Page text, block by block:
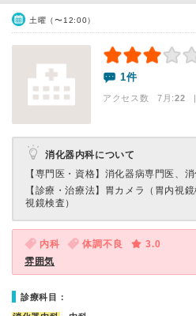
土曜（〜12:00）
1件
アクセス数 7月:22 |
消化器内科について
【専門医・資格】 消化器病専門医、
【診療・治療法】 胃カメラ（胃内視
視鏡検査）
内科 体調不良
3.0
雰囲気
診療科目：